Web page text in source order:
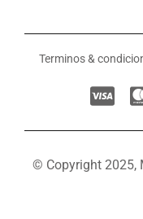
Terminos &
C
v
© Copyright 2025,